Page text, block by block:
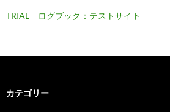
TRIAL – ログブック：テストサイト
カテゴリー